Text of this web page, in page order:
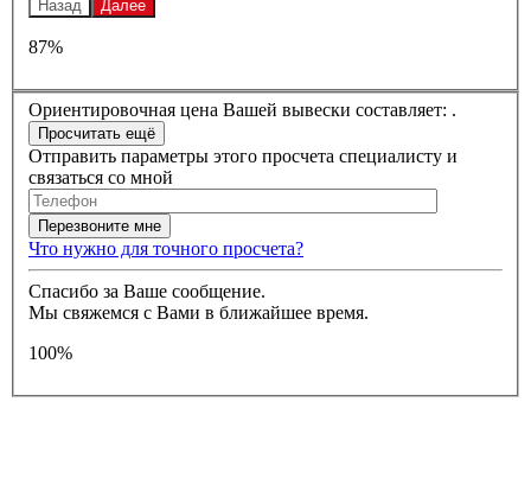
Назад Далее
87%
Ориентировочная цена Вашей вывески составляет: .
Отправить параметры этого просчета специалисту и
связаться со мной
Что нужно для точного просчета?
Спасибо за Ваше сообщение.
Мы свяжемся с Вами в ближайшее время.
100%